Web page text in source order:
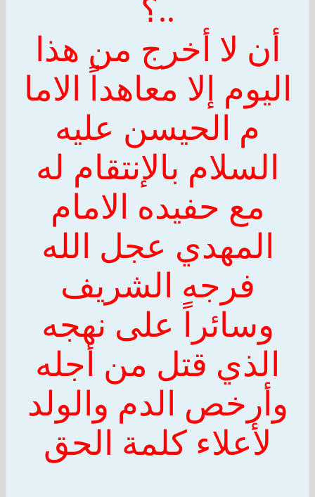
..؟
أن لا أخرج من هذا
اليوم إلا معاهداً
الاما
م الحيسن عليه
السلام بالإنتقام له
مع حفيده
المام
المهدي عجل الله
فرجه الشريف
وسائراً على نهجه
الذي قتل من أجله
وأرخص الدم والولد
لأعلاء كلمة الحق